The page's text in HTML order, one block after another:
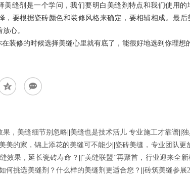
缝剂是一个学问，我们要明白美缝剂特点和我们使用
，要根据瓷砖颜色和装修风格来确定，要相辅相成。最
心。
装修的时候选择美缝心里就有底了，能很好地选到你理想
果，美缝细节别忽略 美缝也是技术活儿 专业施工才靠谱||
美的家，锦上添花的美缝可不能少 ||瓷砖美缝，专业团队更
效果，延长瓷砖寿命？ “美缝联盟”再聚首，行业迎来全新
何挑选美缝剂？什么样的美缝剂更适合您？ 砖筑美缝参展